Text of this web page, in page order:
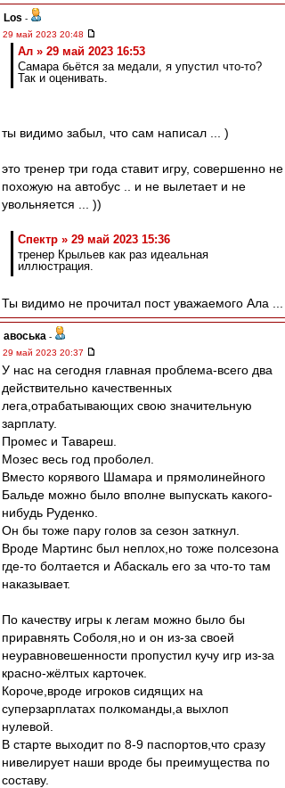
Los -
29 май 2023 20:48
Ал » 29 май 2023 16:53
Самара бьётся за медали, я упустил что-то?
Так и оценивать.
ты видимо забыл, что сам написал ... )
это тренер три года ставит игру, совершенно не
похожую на автобус .. и не вылетает и не
увольняется ... ))
Спектр » 29 май 2023 15:36
тренер Крыльев как раз идеальная
иллюстрация.
Ты видимо не прочитал пост уважаемого Ала ...
авоська -
29 май 2023 20:37
У нас на сегодня главная проблема-всего два
действительно качественных
лега,отрабатывающих свою значительную
зарплату.
Промес и Тавареш.
Мозес весь год проболел.
Вместо корявого Шамара и прямолинейного
Бальде можно было вполне выпускать какого-
нибудь Руденко.
Он бы тоже пару голов за сезон заткнул.
Вроде Мартинс был неплох,но тоже полсезона
где-то болтается и Абаскаль его за что-то там
наказывает.
По качеству игры к легам можно было бы
приравнять Соболя,но и он из-за своей
неуравновешенности пропустил кучу игр из-за
красно-жёлтых карточек.
Короче,вроде игроков сидящих на
суперзарплатах полкоманды,а выхлоп
нулевой.
В старте выходит по 8-9 паспортов,что сразу
нивелирует наши вроде бы преимущества по
составу.